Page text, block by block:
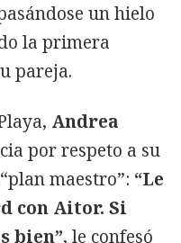
un hielo
la primera
pareja.
Andrea
por respeto a su
maestro”: “Le
con Aitor. Si
bien”, le confesó